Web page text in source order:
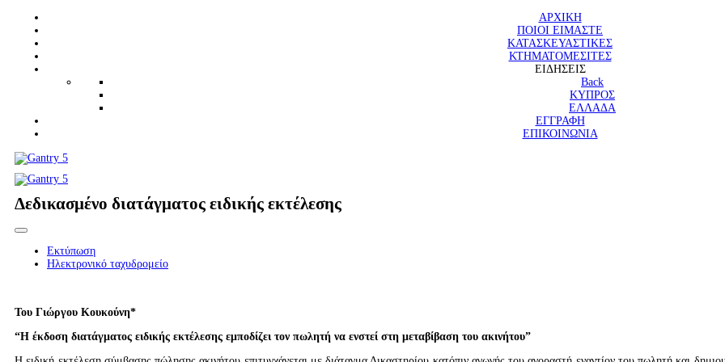
ΑΡΧΙΚΗ
ΠΟΙΟΙ ΕΙΜΑΣΤΕ
ΚΑΤΑΣΚΕΥΑΣΤΙΚΕΣ
ΚΤΗΜΑΤΟΜΕΣΙΤΕΣ
ΕΙΔΗΣΕΙΣ
Back
ΚΥΠΡΟΣ
ΕΛΛΑΔΑ
ΕΓΓΡΑΦΗ
ΕΠΙΚΟΙΝΩΝΙΑ
Δεδικασμένο διατάγματος ειδικής εκτέλεσης
Εκτύπωση
Ηλεκτρονικό ταχυδρομείο
Του Γιώργου Κουκούνη*
“Η έκδοση διατάγματος ειδικής εκτέλεσης εμποδίζει τον πωλητή να ενστεί στη μεταβίβαση του ακινήτου”